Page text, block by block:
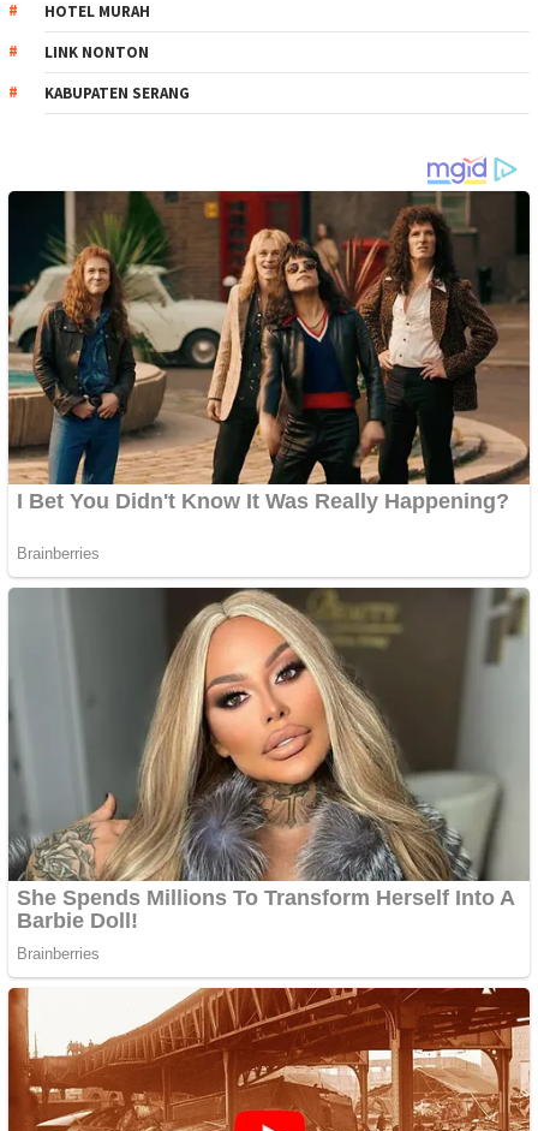
HOTEL MURAH
LINK NONTON
KABUPATEN SERANG